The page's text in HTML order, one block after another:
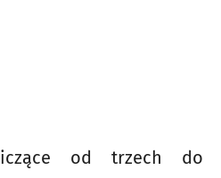
od trzech do